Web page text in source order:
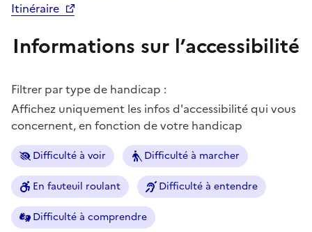
Itinéraire
Informations sur l’accessibilité
Filtrer par type de handicap :
Affichez uniquement les infos d'accessibilité qui vous
concernent, en fonction de votre handicap
Difficulté à voir Difficulté à marcher
En fauteuil roulant Difficulté à entendre
Difficulté à comprendre